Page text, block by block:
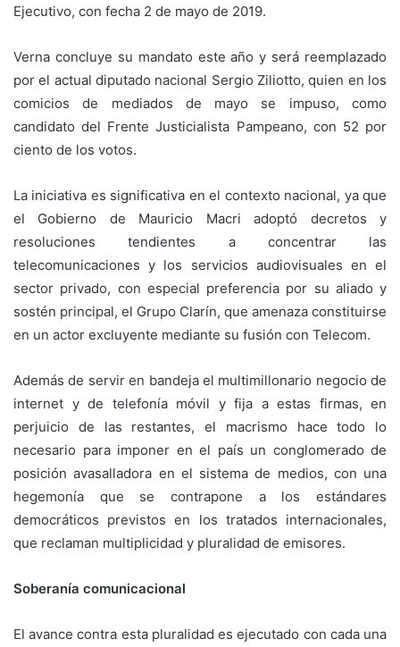
Ejecutivo, con fecha 2 de mayo de 2019.
Verna concluye su mandato este año y será reemplazado
por el actual diputado nacional Sergio Ziliotto, quien en los
comicios de mediados de mayo se impuso, como
candidato del Frente Justicialista Pampeano, con 52 por
ciento de los votos.
La iniciativa es significativa en el contexto nacional, ya que
el Gobierno de Mauricio Macri adoptó decretos y
resoluciones tendientes a concentrar las
telecomunicaciones y los servicios audiovisuales en el
sector privado, con especial preferencia por su aliado y
sostén principal, el Grupo Clarín, que amenaza constituirse
en un actor excluyente mediante su fusión con Telecom.
Además de servir en bandeja el multimillonario negocio de
internet y de telefonía móvil y fija a estas firmas, en
perjuicio de las restantes, el macrismo hace todo lo
necesario para imponer en el país un conglomerado de
posición avasalladora en el sistema de medios, con una
hegemonía que se contrapone a los estándares
democráticos previstos en los tratados internacionales,
que reclaman multiplicidad y pluralidad de emisores.
Soberanía comunicacional
El avance contra esta pluralidad es ejecutado con cada una